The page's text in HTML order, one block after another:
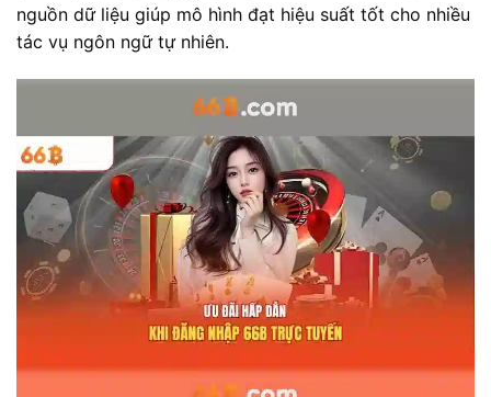
nguồn dữ liệu giúp mô hình đạt hiệu suất tốt cho nhiều
tác vụ ngôn ngữ tự nhiên.